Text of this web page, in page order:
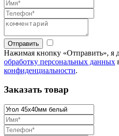
Отправить
Нажимая кнопку «Отправить», я
обработку персональных данных
конфиденциальности.
Заказать товар